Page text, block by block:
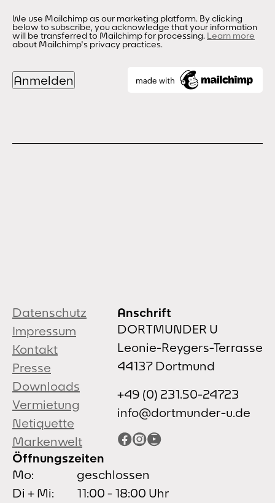
We use Mailchimp as our marketing platform. By clicking
below to subscribe, you acknowledge that your information
will be transferred to Mailchimp for processing. Learn more
about Mailchimp's privacy practices.
Datenschutz
Impressum
Kontakt
Presse
Downloads
Vermietung
Netiquette
Markenwelt
Anschrift
DORTMUNDER U
Leonie-Reygers-Terrasse
44137 Dortmund
+49 (0) 231.50-24723
info@dortmunder-u.de
Facebook
Instagram
YouTube
Öffnungszeiten
Mo:
geschlossen
Di + Mi:
11:00 - 18:00 Uhr